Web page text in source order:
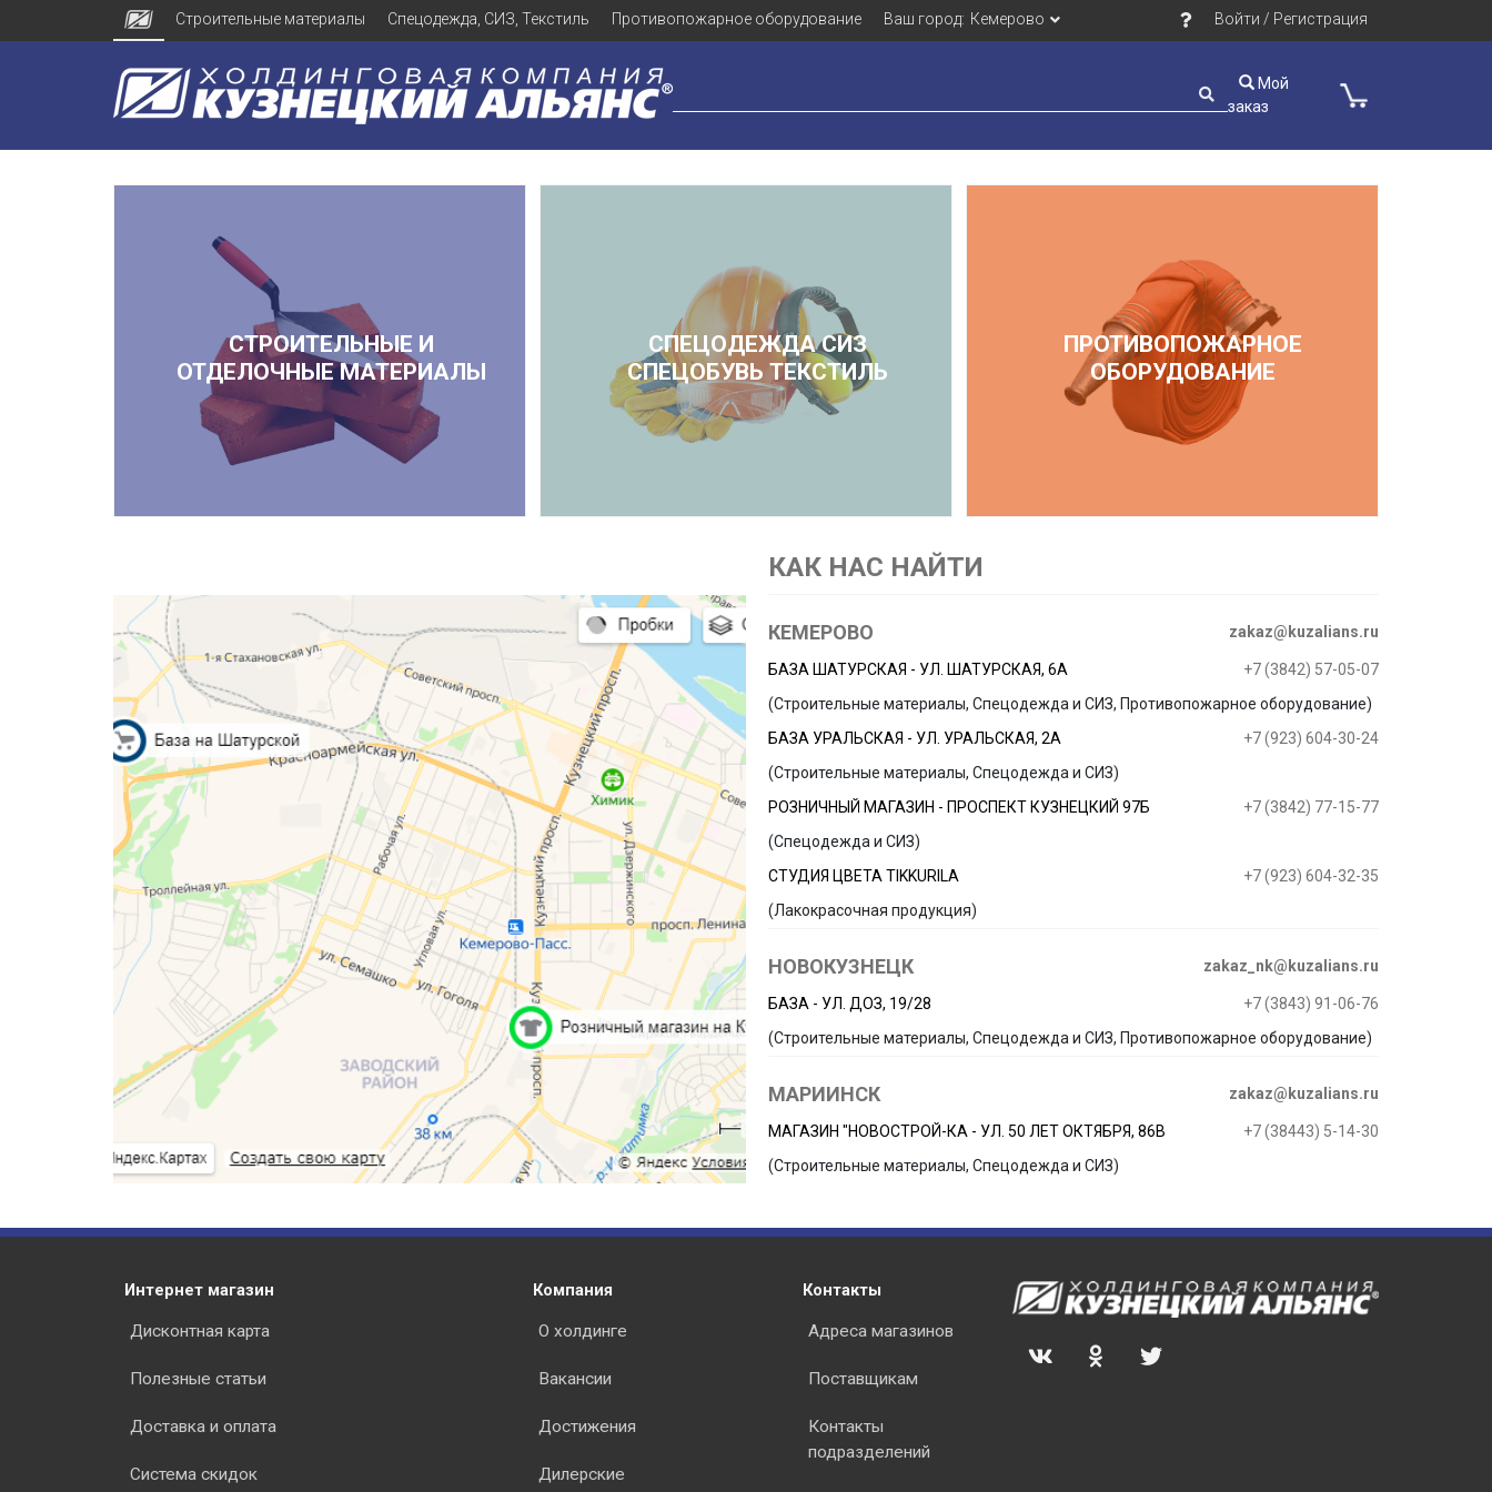
Строительные материалы Спецодежда, СИЗ, Текстиль Противопожарное оборудование Ваш город: Кемерово Войти / Регистрация
Мой
заказ
СТРОИТЕЛЬНЫЕ И
ОТДЕЛОЧНЫЕ МАТЕРИАЛЫ
СПЕЦОДЕЖДА СИЗ
СПЕЦОБУВЬ ТЕКСТИЛЬ
ПРОТИВОПОЖАРНОЕ
ОБОРУДОВАНИЕ
КАК НАС НАЙТИ
КЕМЕРОВО zakaz@kuzalians.ru
БАЗА ШАТУРСКАЯ - УЛ. ШАТУРСКАЯ, 6А
+7 (3842) 57-05-07
(Строительные материалы, Спецодежда и СИЗ, Противопожарное оборудование)
БАЗА УРАЛЬСКАЯ - УЛ. УРАЛЬСКАЯ, 2А
+7 (923) 604-30-24
(Строительные материалы, Спецодежда и СИЗ)
РОЗНИЧНЫЙ МАГАЗИН - ПРОСПЕКТ КУЗНЕЦКИЙ 97Б
+7 (3842) 77-15-77
(Спецодежда и СИЗ)
СТУДИЯ ЦВЕТА TIKKURILA
+7 (923) 604-32-35
(Лакокрасочная продукция)
НОВОКУЗНЕЦК zakaz_nk@kuzalians.ru
БАЗА - УЛ. ДОЗ, 19/28
+7 (3843) 91-06-76
(Строительные материалы, Спецодежда и СИЗ, Противопожарное оборудование)
МАРИИНСК zakaz@kuzalians.ru
МАГАЗИН "НОВОСТРОЙ-КА - УЛ. 50 ЛЕТ ОКТЯБРЯ, 86В
+7 (38443) 5-14-30
(Строительные материалы, Спецодежда и СИЗ)
Интернет магазин
Дисконтная карта
Полезные статьи
Доставка и оплата
Система скидок
Компания
О холдинге
Вакансии
Достижения
Дилерские
Контакты
Адреса магазинов
Поставщикам
Контакты
подразделений